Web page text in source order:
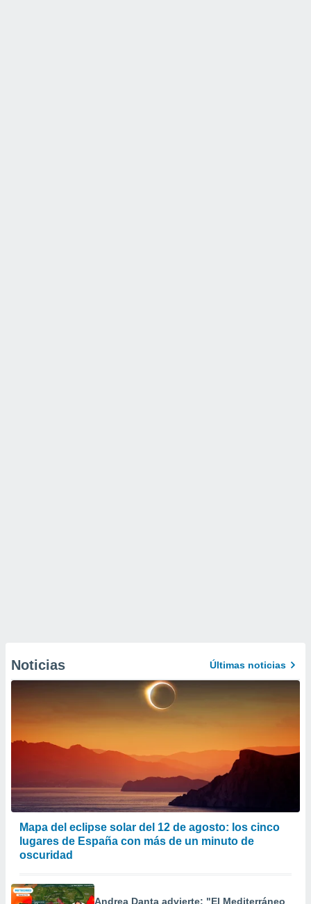
Noticias Últimas noticias
Mapa del eclipse solar del 12 de agosto: los cinco
lugares de España con más de un minuto de
oscuridad
Andrea Danta advierte: "El Mediterráneo